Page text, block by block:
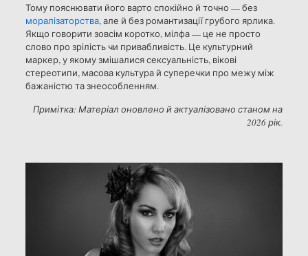
Тому пояснювати його варто спокійно й точно — без
моралізаторства, але й без романтизації грубого ярлика.
Якщо говорити зовсім коротко, мілфа — це не просто
слово про зрілість чи привабливість. Це культурний
маркер, у якому змішалися сексуальність, вікові
стереотипи, масова культура й суперечки про межу між
бажаністю та знеособленням.
Примітка: Матеріал оновлено й актуалізовано станом на
2026 рік.